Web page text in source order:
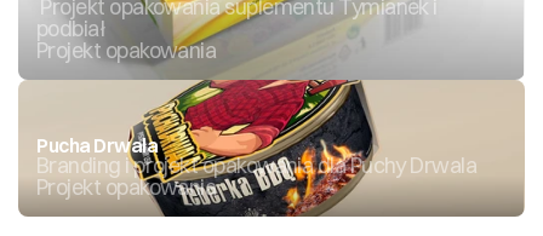
podbiał
Projekt opakowania
Pucha Drwala
Branding i projekt opakowania dla Puchy Drwala
Projekt opakowania